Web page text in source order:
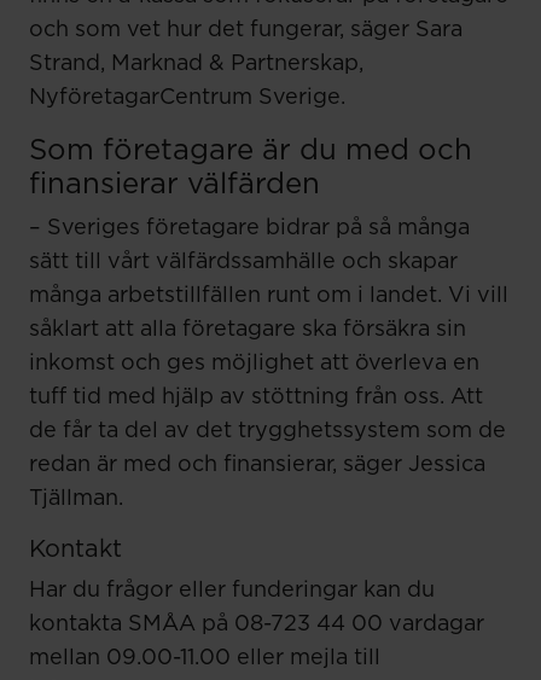
och som vet hur det fungerar, säger Sara
Strand, Marknad & Partnerskap,
NyföretagarCentrum Sverige.
Som företagare är du med och
finansierar välfärden
– Sveriges företagare bidrar på så många
sätt till vårt välfärdssamhälle och skapar
många arbetstillfällen runt om i landet. Vi vill
såklart att alla företagare ska försäkra sin
inkomst och ges möjlighet att överleva en
tuff tid med hjälp av stöttning från oss. Att
de får ta del av det trygghetssystem som de
redan är med och finansierar, säger Jessica
Tjällman.
Kontakt
Har du frågor eller funderingar kan du
kontakta SMÅA på 08-723 44 00 vardagar
mellan 09.00-11.00 eller mejla till